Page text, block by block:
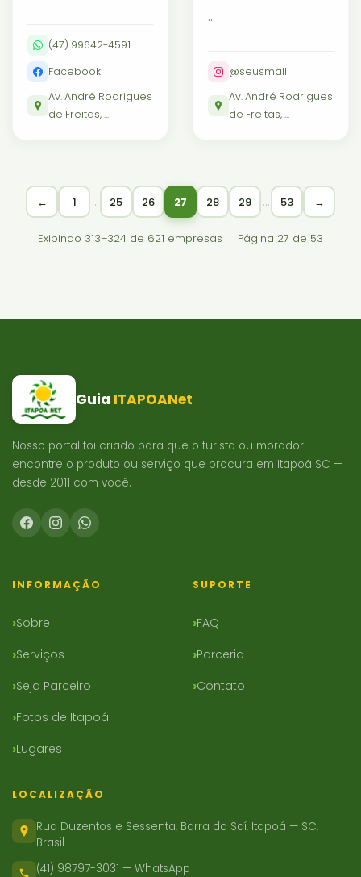
(47) 99642-4591
Facebook
Av. André Rodrigues
de Freitas, ...
...
@seusmall
Av. André Rodrigues
de Freitas, ...
← 1 … 25 26 27 28 29 … 53 →
Exibindo 313–324 de 621 empresas | Página 27 de 53
Guia ITAPOANet
Nosso portal foi criado para que o turista ou morador
encontre o produto ou serviço que procura em Itapoá SC —
desde 2011 com você.
INFORMAÇÃO
Sobre
Serviços
Seja Parceiro
Fotos de Itapoá
Lugares
SUPORTE
FAQ
Parceria
Contato
LOCALIZAÇÃO
Rua Duzentos e Sessenta, Barra do Saí, Itapoá — SC,
Brasil
(41) 98797-3031 — WhatsApp